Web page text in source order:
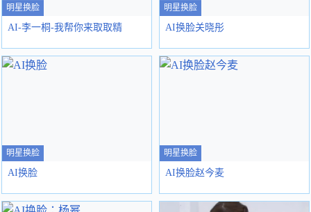
明星换脸
AI-李一桐-我帮你来取取精
明星换脸
AI换脸关晓彤
明星换脸
AI换脸
明星换脸
AI换脸赵今麦